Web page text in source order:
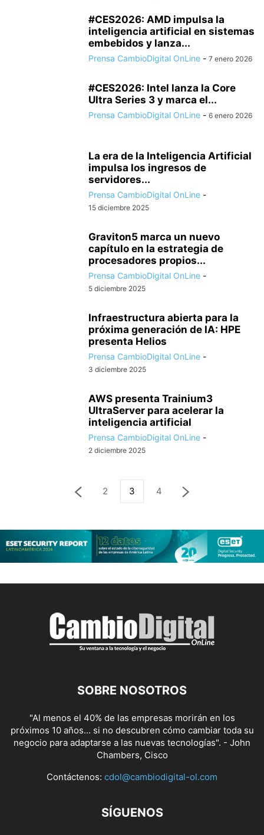
#CES2026: AMD impulsa la
inteligencia artificial en sistemas
embebidos y lanza...
Prensa CambioDigital OnLine - 7 enero 2026
#CES2026: Intel lanza la Core
Ultra Series 3 y marca el...
Prensa CambioDigital OnLine - 6 enero 2026
La era de la Inteligencia Artificial
impulsa los ingresos de
servidores...
Prensa CambioDigital OnLine -
15 diciembre 2025
Graviton5 marca un nuevo
capítulo en la estrategia de
procesadores propios...
Prensa CambioDigital OnLine -
5 diciembre 2025
Infraestructura abierta para la
próxima generación de IA: HPE
presenta Helios
Prensa CambioDigital OnLine -
3 diciembre 2025
AWS presenta Trainium3
UltraServer para acelerar la
inteligencia artificial
Prensa CambioDigital OnLine -
2 diciembre 2025
2 3 4
SOBRE NOSOTROS
"Al menos el 40% de las empresas morirán en los
próximos 10 años... si no descubren cómo cambiar toda su
negocio para adaptarse a las nuevas tecnologías". - John
Chambers, Cisco
Contáctenos: cdol@cambiodigital-ol.com
SÍGUENOS